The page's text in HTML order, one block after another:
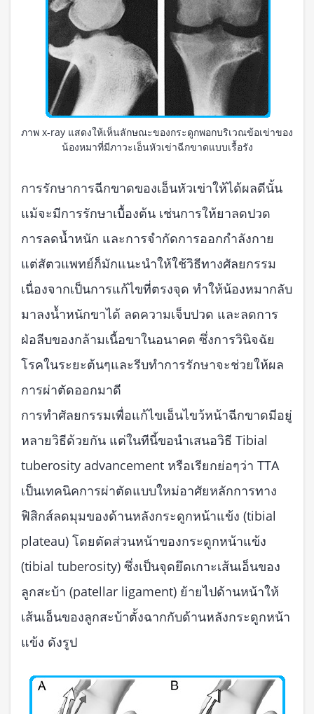
ภาพ x-ray แสดงให้เห็นลักษณะของกระดูกพอกบริเวณข้อเข่าของ
น้องหมาที่มีภาวะเอ็นหัวเข่าฉีกขาดแบบเรื้อรัง
การรักษาการฉีกขาดของเอ็นหัวเข่าให้ได้ผลดีนั้น
แม้จะมีการรักษาเบื้องต้น เช่นการให้ยาลดปวด
การลดน้ำหนัก และการจำกัดการออกกำลังกาย
แต่สัตวแพทย์ก็มักแนะนำให้ใช้วิธีทางศัลยกรรม
เนื่องจากเป็นการแก้ไขที่ตรงจุด ทำให้น้องหมากลับ
มาลงน้ำหนักขาได้ ลดความเจ็บปวด และลดการ
ฝ่อลีบของกล้ามเนื้อขาในอนาคต ซึ่งการวินิจฉัย
โรคในระยะต้นๆและรีบทำการรักษาจะช่วยให้ผล
การผ่าตัดออกมาดี
การทำศัลยกรรมเพื่อแก้ไขเอ็นไขว้หน้าฉีกขาดมีอยู่
หลายวิธีด้วยกัน แต่ในทีนี้ขอนำเสนอวิธี Tibial
tuberosity advancement หรือเรียกย่อๆว่า TTA
เป็นเทคนิคการผ่าตัดแบบใหม่อาศัยหลักการทาง
ฟิสิกส์ลดมุมของด้านหลังกระดูกหน้าแข้ง (tibial
plateau) โดยตัดส่วนหน้าของกระดูกหน้าแข้ง
(tibial tuberosity) ซึ่งเป็นจุดยึดเกาะเส้นเอ็นของ
ลูกสะบ้า (patellar ligament) ย้ายไปด้านหน้าให้
เส้นเอ็นของลูกสะบ้าตั้งฉากกับด้านหลังกระดูกหน้า
แข้ง ดังรูป